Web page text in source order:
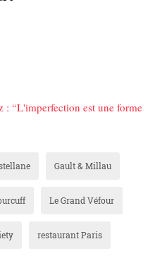
“L'imperfection est une forme
Gault & Millau
Le Grand Véfour
restaurant Paris